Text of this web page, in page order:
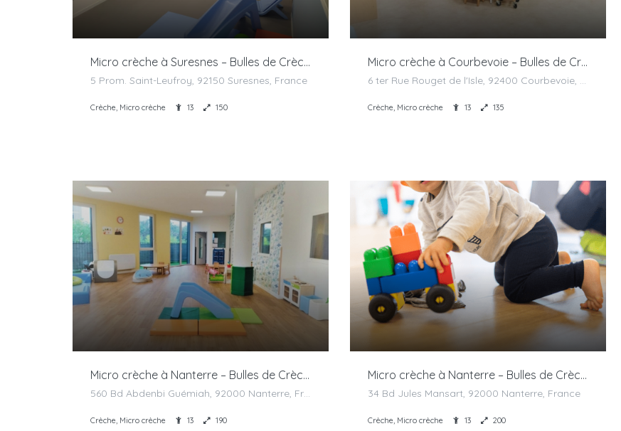
Micro crèche à Suresnes – Bulles de Crèches
5 Prom. Saint-Leufroy, 92150 Suresnes, France
Crèche, Micro crèche 13 150
Micro crèche à Courbevoie – Bulles de Crèches
Crèche, Micro crèche 13 135
Micro crèche à Nanterre – Bulles de Crèches
560 Bd Abdenbi Guémiah, 92000 Nanterre, France
Crèche, Micro crèche 13 190
Micro crèche à Nanterre – Bulles de Crèches
34 Bd Jules Mansart, 92000 Nanterre, France
Crèche, Micro crèche 13 200